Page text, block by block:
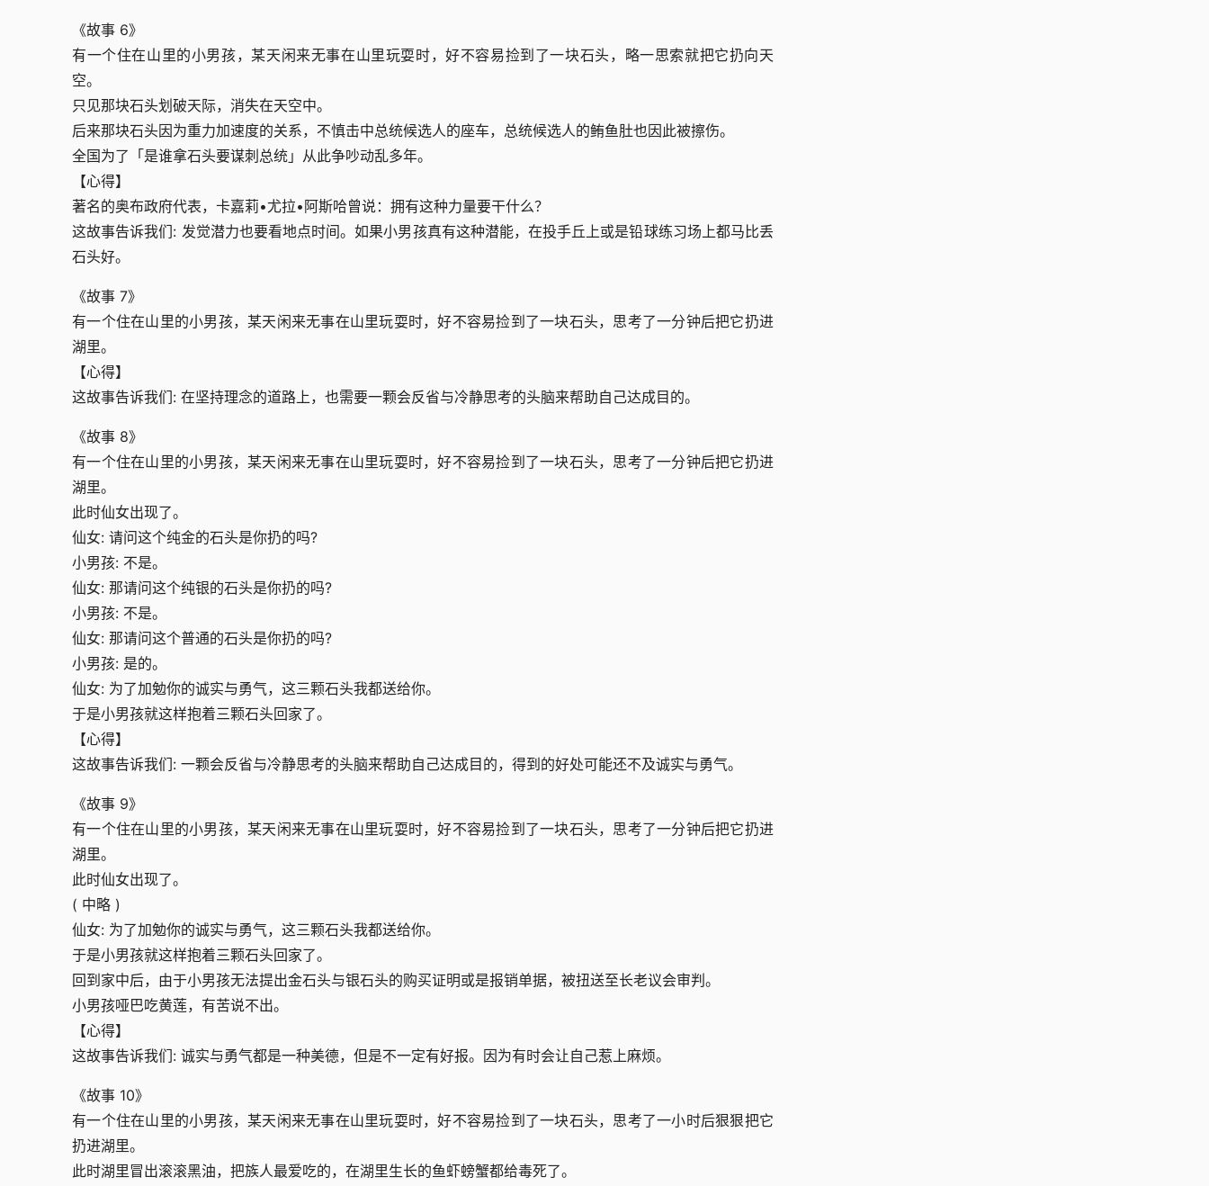
《故事 6》
有一个住在山里的小男孩，某天闲来无事在山里玩耍时，好不容易捡到了一块石头，略一思索就把它扔向天
空。
只见那块石头划破天际，消失在天空中。
后来那块石头因为重力加速度的关系，不慎击中总统候选人的座车，总统候选人的鲔鱼肚也因此被擦伤。
全国为了「是谁拿石头要谋刺总统」从此争吵动乱多年。
【心得】
著名的奥布政府代表，卡嘉莉•尤拉•阿斯哈曾说：拥有这种力量要干什么？
这故事告诉我们: 发觉潜力也要看地点时间。如果小男孩真有这种潜能，在投手丘上或是铅球练习场上都马比丢
石头好。
《故事 7》
有一个住在山里的小男孩，某天闲来无事在山里玩耍时，好不容易捡到了一块石头，思考了一分钟后把它扔进
湖里。
【心得】
这故事告诉我们: 在坚持理念的道路上，也需要一颗会反省与冷静思考的头脑来帮助自己达成目的。
《故事 8》
有一个住在山里的小男孩，某天闲来无事在山里玩耍时，好不容易捡到了一块石头，思考了一分钟后把它扔进
湖里。
此时仙女出现了。
仙女: 请问这个纯金的石头是你扔的吗?
小男孩: 不是。
仙女: 那请问这个纯银的石头是你扔的吗?
小男孩: 不是。
仙女: 那请问这个普通的石头是你扔的吗?
小男孩: 是的。
仙女: 为了加勉你的诚实与勇气，这三颗石头我都送给你。
于是小男孩就这样抱着三颗石头回家了。
【心得】
这故事告诉我们: 一颗会反省与冷静思考的头脑来帮助自己达成目的，得到的好处可能还不及诚实与勇气。
《故事 9》
有一个住在山里的小男孩，某天闲来无事在山里玩耍时，好不容易捡到了一块石头，思考了一分钟后把它扔进
湖里。
此时仙女出现了。
( 中略 )
仙女: 为了加勉你的诚实与勇气，这三颗石头我都送给你。
于是小男孩就这样抱着三颗石头回家了。
回到家中后，由于小男孩无法提出金石头与银石头的购买证明或是报销单据，被扭送至长老议会审判。
小男孩哑巴吃黄莲，有苦说不出。
【心得】
这故事告诉我们: 诚实与勇气都是一种美德，但是不一定有好报。因为有时会让自己惹上麻烦。
《故事 10》
有一个住在山里的小男孩，某天闲来无事在山里玩耍时，好不容易捡到了一块石头，思考了一小时后狠狠把它
扔进湖里。
此时湖里冒出滚滚黑油，把族人最爱吃的，在湖里生长的鱼虾螃蟹都给毒死了。